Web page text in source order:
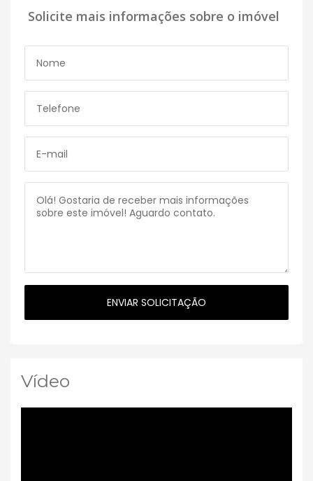
Solicite mais informações sobre o imóvel
Vídeo